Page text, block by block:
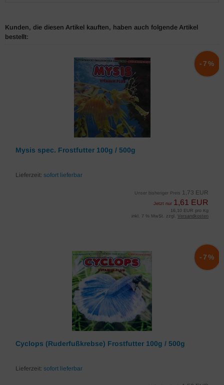
Kunden, die diesen Artikel kauften, haben auch folgende Artikel
bestellt:
Mysis spec. Frostfutter 100g / 500g
Lieferzeit: sofort lieferbar
Unser bisheriger Preis 1,73 EUR
Jetzt nur 1,61 EUR
-7%
16,10 EUR pro Kg
inkl. 7 % MwSt. zzgl. Versandkosten
Cyclops (Ruderfußkrebse) Frostfutter 100g / 500g
Lieferzeit: sofort lieferbar
-7%